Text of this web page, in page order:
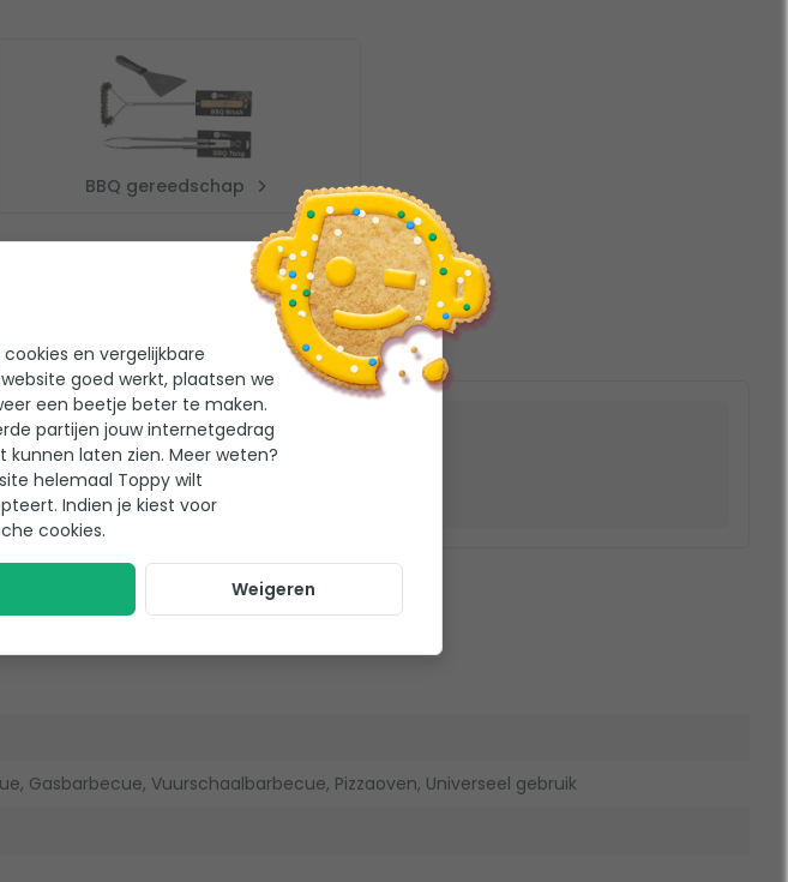
BBQ gereedschap
voor dit product
Gasbarbecue, Vuurschaalbarbecue, Pizzaoven, Universeel gebruik
en vergelijkbare
goed werkt, plaatsen we
een beetje beter te maken.
partijen jouw internetgedrag
laten zien. Meer weten?
helemaal Toppy wilt
Indien je kiest voor
cookies.
Weigeren